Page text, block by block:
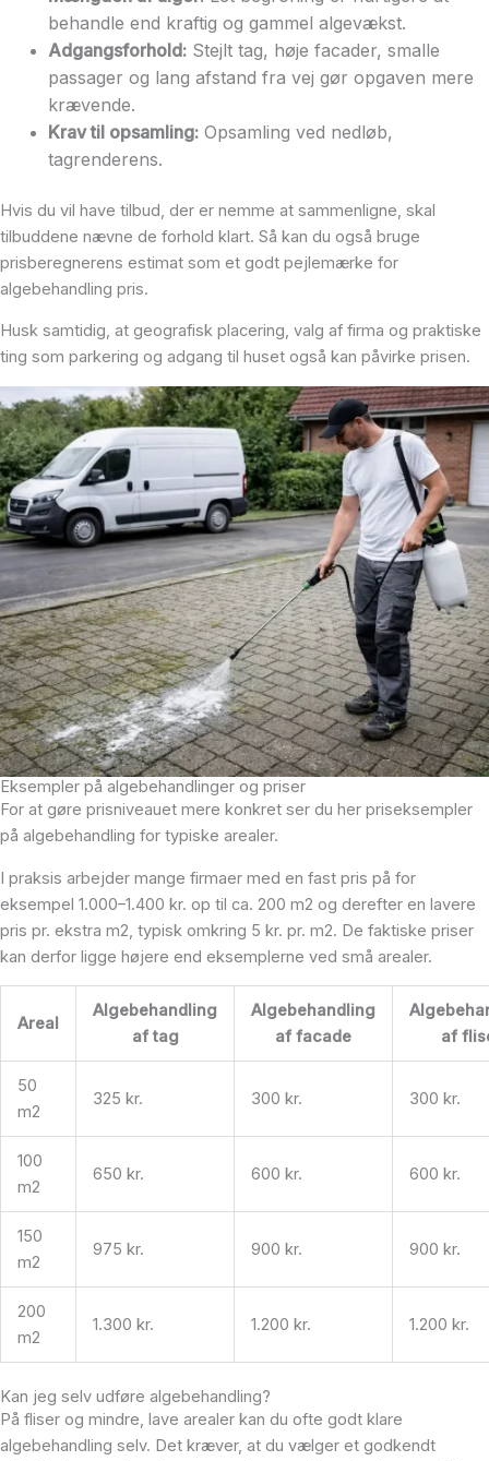
behandle end kraftig og gammel algevækst.
Adgangsforhold:Stejlt tag, høje facader, smalle
passager og lang afstand fra vej gør opgaven mere
krævende.
Krav til opsamling:Opsamling ved nedløb,
tagrenderens.
Hvis du vil have tilbud, der er nemme at sammenligne, skal
tilbuddene nævne de forhold klart. Så kan du også bruge
prisberegnerens estimat som et godt pejlemærke for
algebehandling pris.
Husk samtidig, at geografisk placering, valg af firma og praktiske
ting som parkering og adgang til huset også kan påvirke prisen.
Eksempler på algebehandlinger og priser
For at gøre prisniveauet mere konkret ser du her priseksempler
på algebehandling for typiske arealer.
I praksis arbejder mange firmaer med en fast pris på for
eksempel 1.000–1.400 kr. op til ca. 200 m2 og derefter en lavere
pris pr. ekstra m2, typisk omkring 5 kr. pr. m2. De faktiske priser
kan derfor ligge højere end eksemplerne ved små arealer.
Areal
Algebehandling
af tag
Algebehandling
af facade
af
50
m2
325 kr. 300 kr. 300 kr.
100
m2
650 kr. 600 kr. 600 kr.
150
m2
975 kr. 900 kr. 900 kr.
200
m2
1.300 kr. 1.200 kr. 1.200 kr.
Kan jeg selv udføre algebehandling?
På fliser og mindre, lave arealer kan du ofte godt klare
algebehandling selv. Det kræver, at du vælger et godkendt